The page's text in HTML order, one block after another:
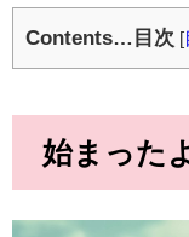
Contents…目次 [
始まった